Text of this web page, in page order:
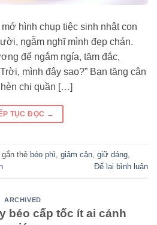
hình chụp tiệc sinh nhật con
ngẫm nghĩ mình đẹp chán.
để ngắm ngía, tăm đắc,
mình đây sao?” Bạn tăng cân
chi quần […]
TỤC ĐỌC →
thẻ béo phì giảm cân giữ dáng
Để lại bình luận
ARCHIVED
béo cấp tốc ít ai cảnh